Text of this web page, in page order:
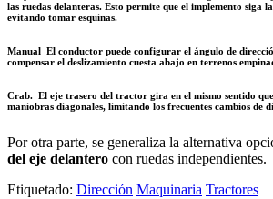
las ruedas delanteras. Esto permite que el implemento siga
evitando tomar esquinas.
Manual El conductor puede configurar el ángulo de
compensar el deslizamiento cuesta abajo en terrenos
Crab. El eje trasero del tractor gira en el mismo sentido
maniobras diagonales, limitando los frecuentes cambios de
Por otra parte, se generaliza la alternativa
del eje delantero con ruedas independientes.
Etiquetado: Dirección Maquinaria Tractores